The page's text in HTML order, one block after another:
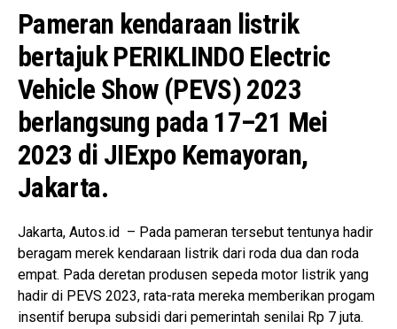
Pameran kendaraan listrik
bertajuk PERIKLINDO Electric
Vehicle Show (PEVS) 2023
berlangsung pada 17–21 Mei
2023 di JIExpo Kemayoran,
Jakarta.
Jakarta, Autos.id – Pada pameran tersebut tentunya hadir
beragam merek kendaraan listrik dari roda dua dan roda
empat. Pada deretan produsen sepeda motor listrik yang
hadir di PEVS 2023, rata-rata mereka memberikan progam
insentif berupa subsidi dari pemerintah senilai Rp 7 juta.